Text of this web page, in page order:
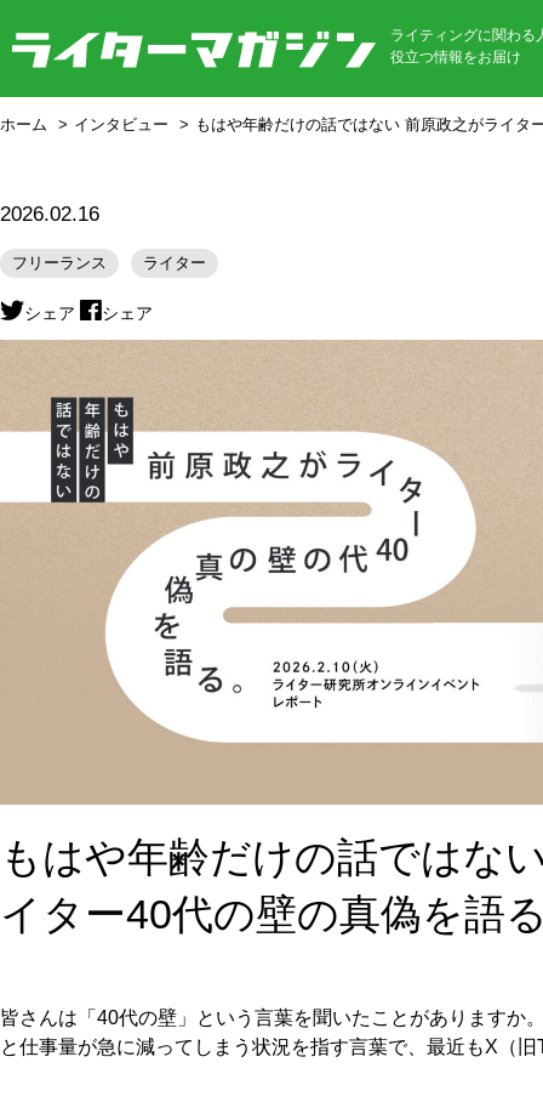
ライティングに関わる
役立つ情報をお届け
ホーム インタビュー もはや年齢だけの話ではない 前原政之がライタ
2026.02.16
フリーランス ライター
シェア シェア
もはや年齢だけの話ではな
イター40代の壁の真偽を語
皆さんは「40代の壁」という言葉を聞いたことがありますか
と仕事量が急に減ってしまう状況を指す言葉で、最近もX（